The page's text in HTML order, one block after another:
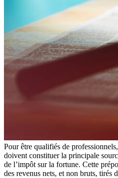
Pour être qualifiés de
doivent constituer la principale
de l’impôt sur la fortune. Cette
des revenus nets, et non bruts, tirés